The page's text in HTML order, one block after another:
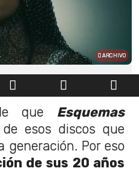
ARCHIVO
que Esquemas
esos discos que
generación. Por eso
de sus 20 años